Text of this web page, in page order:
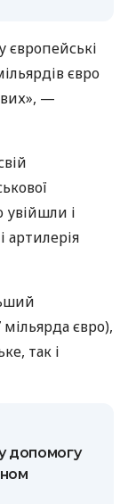
європейські
євро
—
і
артилерія
євро),
так і
допомогу